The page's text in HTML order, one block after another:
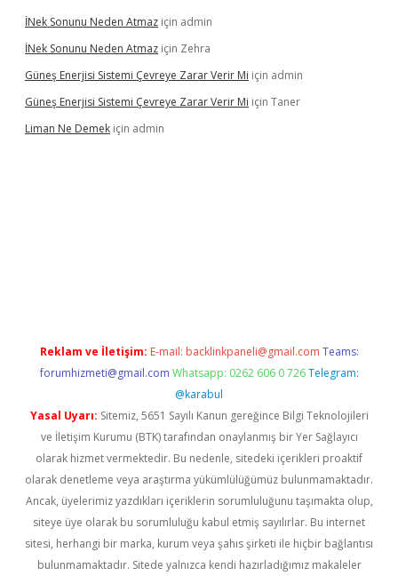
İNek Sonunu Neden Atmaz için admin
İNek Sonunu Neden Atmaz için Zehra
Güneş Enerjisi Sistemi Çevreye Zarar Verir Mi için admin
Güneş Enerjisi Sistemi Çevreye Zarar Verir Mi için Taner
Liman Ne Demek için admin
Reklam ve İletişim: E-mail: backlinkpaneli@gmail.com Teams:
forumhizmeti@gmail.com Whatsapp: 0262 606 0 726 Telegram:
@karabul
Yasal Uyarı: Sitemiz, 5651 Sayılı Kanun gereğince Bilgi Teknolojileri
ve İletişim Kurumu (BTK) tarafından onaylanmış bir Yer Sağlayıcı
olarak hizmet vermektedir. Bu nedenle, sitedeki içerikleri proaktif
olarak denetleme veya araştırma yükümlülüğümüz bulunmamaktadır.
Ancak, üyelerimiz yazdıkları içeriklerin sorumluluğunu taşımakta olup,
siteye üye olarak bu sorumluluğu kabul etmiş sayılırlar. Bu internet
sitesi, herhangi bir marka, kurum veya şahıs şirketi ile hiçbir bağlantısı
bulunmamaktadır. Sitede yalnızca kendi hazırladığımız makaleler